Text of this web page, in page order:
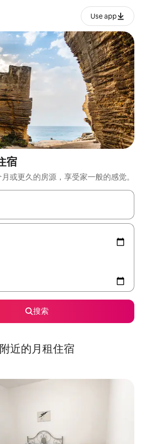
Use app
宿
或更久的房源，享受家一般的感觉。
用上下方向键查看，或通过点击或滑动手势
搜索
附近的月租住宿